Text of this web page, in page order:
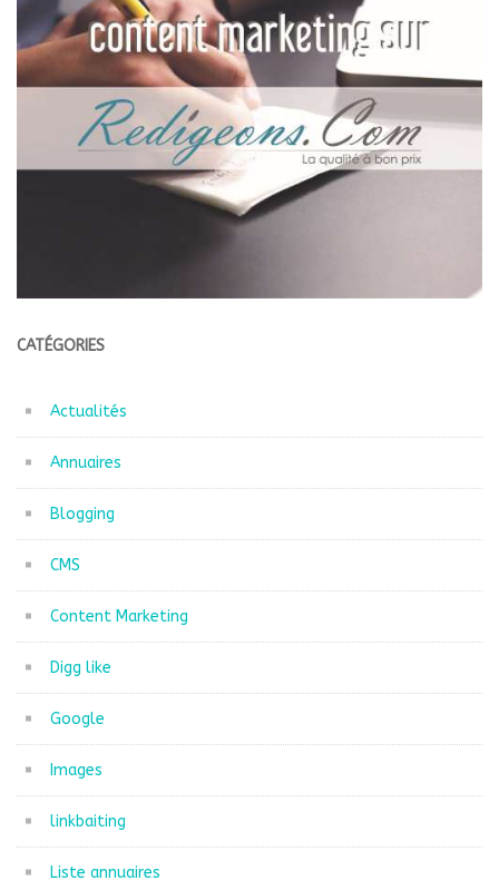
CATÉGORIES
Actualités
Annuaires
Blogging
CMS
Content Marketing
Digg like
Google
Images
linkbaiting
Liste annuaires